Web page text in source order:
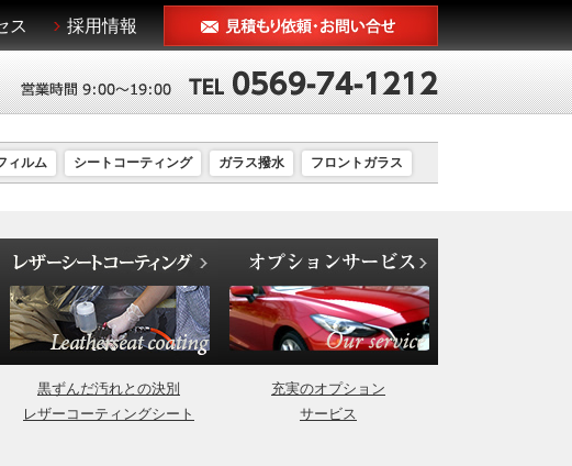
ス 採用情報
ィルム シートコーティング ガラス撥水 フロントガラス
黒ずんだ汚れとの決別
レザーコーティングシート
充実のオプション
サービス